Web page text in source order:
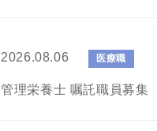
2026.08.06 医療職
管理栄養士 嘱託職員募集